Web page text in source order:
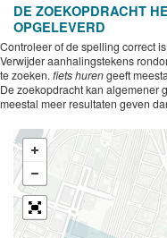
DE ZOEKOPDRACHT
OPGELEVERD
Controleer of de spelling correct is.
Verwijder aanhalingstekens
te zoeken. fiets hurengeeft
De zoekopdracht kan algemener
meestal meer resultaten geven